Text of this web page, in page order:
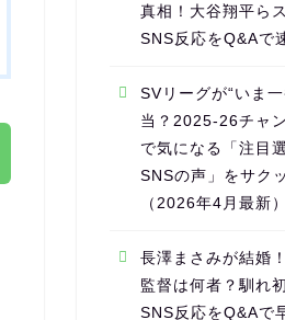
真相！大谷翔平ら
SNS反応をQ&Aで
SVリーグが“いま
当？2025-26チャ
で気になる「注目
SNSの声」をサク
（2026年4月最新）
長澤まさみが結婚
監督は何者？馴れ
SNS反応をQ&Aで